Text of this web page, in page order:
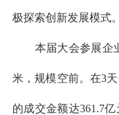
极探索创新发展模式。
本届大会参展企业
米，规模空前。在3
的成交金额达361.7